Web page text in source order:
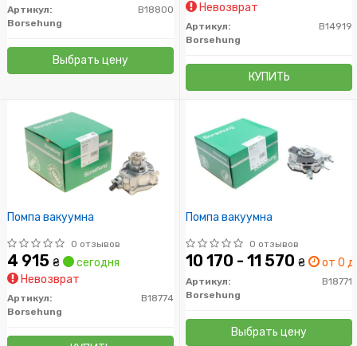
Артикул:
B18800
Borsehung
Выбрать цену
Невозврат
Артикул:
B14919
Borsehung
КУПИТЬ
Помпа вакуумна
0 отзывов
4 915 ₴
сегодня
Невозврат
Артикул:
B18774
Borsehung
Помпа вакуумна
0 отзывов
10 170 - 11 570 ₴ от 0
Артикул:
B18771
Borsehung
Выбрать цену